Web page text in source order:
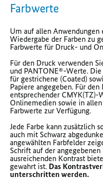
Farbwerte
Um auf allen
Wiedergabe der Farben zu
Farbwerte für Druck- und
Für den Druck verwenden
und PANTONE®-Werte.
für gestrichene (Coated)
Papiere angegeben. Für
entsprechender CMYK(TZ)-
Onlinemedien sowie in
Farbwerte zur Verfügung.
Jede Farbe kann zusätzlich
auch mit Schwarz
angewählten Farbfelder
Schrift auf der
ausreichenden Kontrast
gewahrt ist. Das
unterschritten werden.